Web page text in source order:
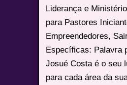
Liderança e
para Pastores
Empreendedores,
Específicas: Palavra
Josué Costa é o seu
para cada área da